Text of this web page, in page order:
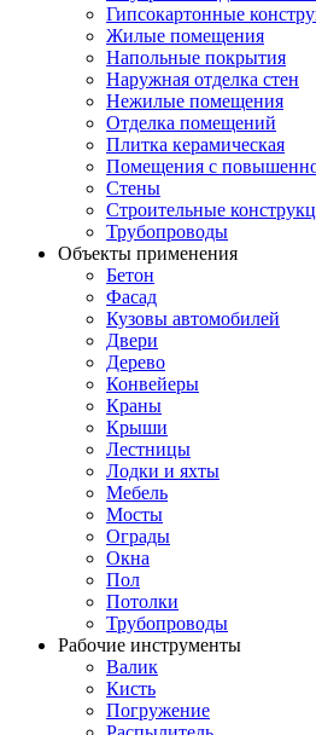
Гипсокартонные
Жилые помещения
Напольные покрытия
Наружная отделка стен
Нежилые помещения
Отделка помещений
Плитка керамическая
Помещения с
Стены
Строительные
Трубопроводы
Объекты применения
Бетон
Фасад
Кузовы автомобилей
Двери
Дерево
Конвейеры
Краны
Крыши
Лестницы
Лодки и яхты
Мебель
Мосты
Ограды
Окна
Пол
Потолки
Трубопроводы
Рабочие инструменты
Валик
Кисть
Погружение